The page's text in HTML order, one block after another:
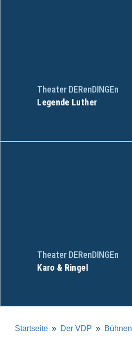
Theater DERenDINGEn
Legende Luther
Theater DERenDINGEn
Karo & Ringel
Startseite Der VDP Bühnen